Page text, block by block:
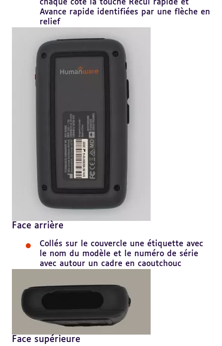
chaque côté la touche Recul rapide et
Avance rapide identifiées par une flèche en
relief
Face arrière
Collés sur le couvercle une étiquette avec
le nom du modèle et le numéro de série
avec autour un cadre en caoutchouc
Face supérieure